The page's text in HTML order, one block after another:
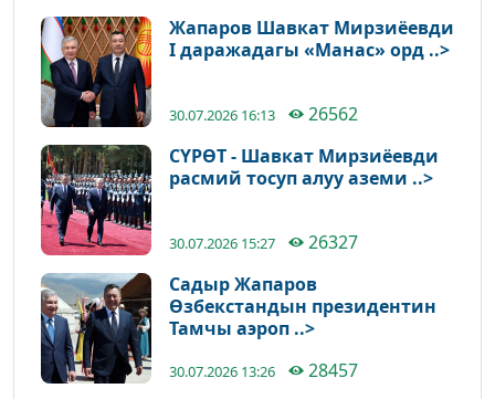
Жапаров Шавкат Мирзиёевди
I даражадагы «Манас» орд ..>
30.07.2026 16:13
26562
СҮРӨТ - Шавкат Мирзиёевди
расмий тосуп алуу аземи ..>
30.07.2026 15:27
26327
Садыр Жапаров
Өзбекстандын президентин
Тамчы аэроп ..>
30.07.2026 13:26
28457